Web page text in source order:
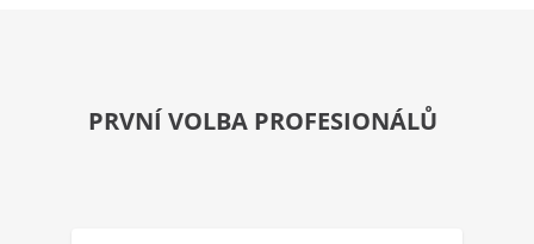
PRVNÍ VOLBA PROFESIONÁLŮ